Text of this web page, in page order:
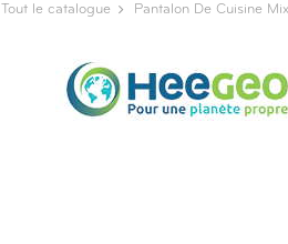
Tout le catalogue Pantalon De Cuisine